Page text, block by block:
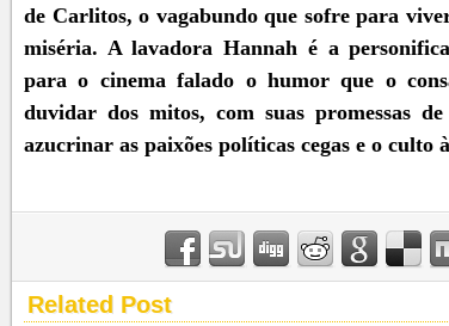
de Carlitos, o vagabundo que sofre para
miséria. A lavadora Hannah é a
para o cinema falado o humor que o
duvidar dos mitos, com suas promessas
azucrinar as paixões políticas cegas e o culto
Related Post